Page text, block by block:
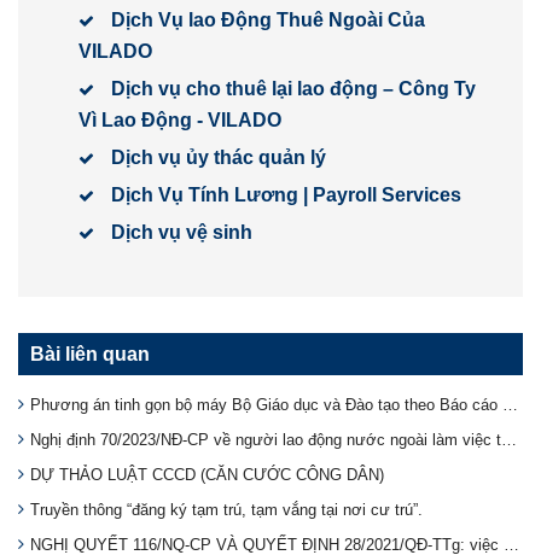
Dịch Vụ lao Động Thuê Ngoài Của
VILADO
Dịch vụ cho thuê lại lao động – Công Ty
Vì Lao Động - VILADO
Dịch vụ ủy thác quản lý
Dịch Vụ Tính Lương | Payroll Services
Dịch vụ vệ sinh
Bài liên quan
Phương án tinh gọn bộ máy Bộ Giáo dục và Đào tạo theo Báo cáo 219
Nghị định 70/2023/NĐ-CP về người lao động nước ngoài làm việc tại Việt Nam
DỰ THẢO LUẬT CCCD (CĂN CƯỚC CÔNG DÂN)
Truyền thông “đăng ký tạm trú, tạm vắng tại nơi cư trú”.
NGHỊ QUYẾT 116/NQ-CP VÀ QUYẾT ĐỊNH 28/2021/QĐ-TTg: việc thực hiện chính sách hỗ trợ người lao động và người sử dụng lao động bị ảnh hưởng bởi đại dịch COVID-19 từ Quỹ bảo hiểm thất nghiệp.